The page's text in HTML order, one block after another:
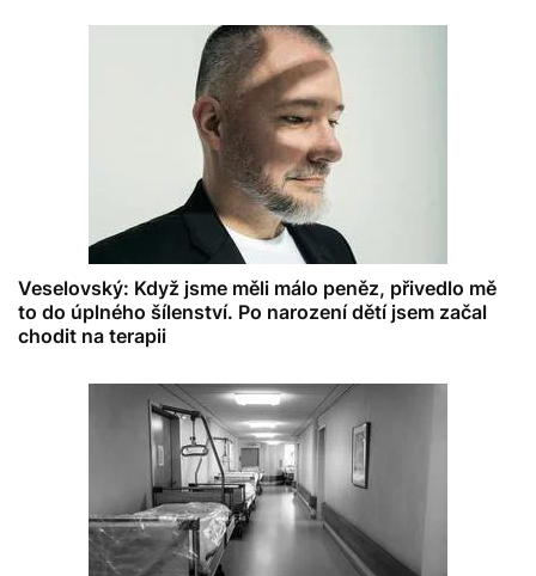
Veselovský: Když jsme měli málo peněz, přivedlo mě
to do úplného šílenství. Po narození dětí jsem začal
chodit na terapii